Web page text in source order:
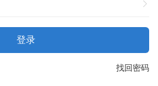
登录
找回密码